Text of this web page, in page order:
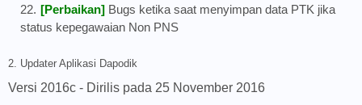
[Perbaikan] Bugs ketika saat menyimpan data PTK jika
status kepegawaian Non PNS
2. Updater Aplikasi Dapodik
Versi 2016c - Dirilis pada 25 November 2016